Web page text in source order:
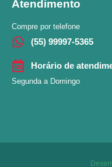
Atendimento
Compre por telefone
(55) 99997-5365
Horário de
Segunda a Domingo